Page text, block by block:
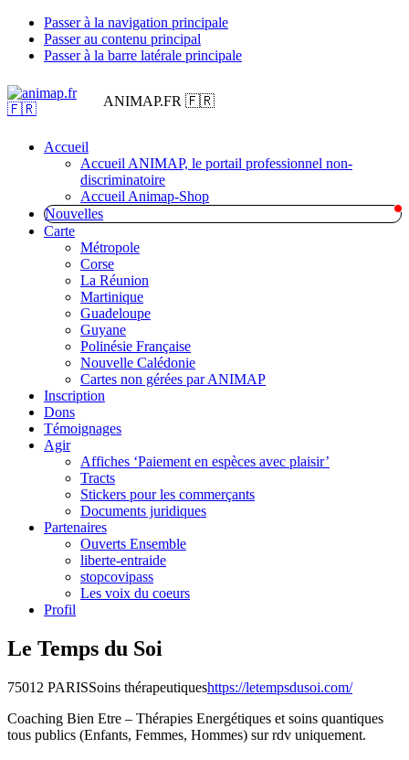
Passer à la navigation principale
Passer au contenu principal
Passer à la barre latérale principale
ANIMAP.FR 🇫🇷
Accueil
Accueil ANIMAP, le portail professionnel non-
discriminatoire
Accueil Animap-Shop
Nouvelles
Carte
Métropole
Corse
La Réunion
Martinique
Guadeloupe
Guyane
Polinésie Française
Nouvelle Calédonie
Cartes non gérées par ANIMAP
Inscription
Dons
Témoignages
Agir
Affiches ‘Paiement en espèces avec plaisir’
Tracts
Stickers pour les commerçants
Documents juridiques
Partenaires
Ouverts Ensemble
liberte-entraide
stopcovipass
Les voix du coeurs
Profil
Le Temps du Soi
75012 PARISSoins thérapeutiqueshttps://letempsdusoi.com/
Coaching Bien Etre – Thérapies Energétiques et soins quantiques
tous publics (Enfants, Femmes, Hommes) sur rdv uniquement.